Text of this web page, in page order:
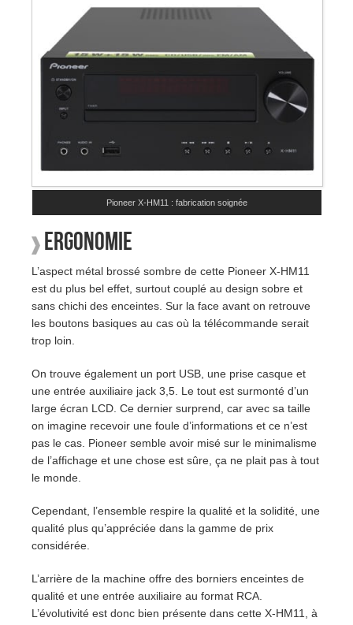
Pioneer X-HM11 : fabrication soignée
Ergonomie
L’aspect métal brossé sombre de cette Pioneer X-HM11
est du plus bel effet, surtout couplé au design sobre et
sans chichi des enceintes. Sur la face avant on retrouve
les boutons basiques au cas où la télécommande serait
trop loin.
On trouve également un port USB, une prise casque et
une entrée auxiliaire jack 3,5. Le tout est surmonté d’un
large écran LCD. Ce dernier surprend, car avec sa taille
on imagine recevoir une foule d’informations et ce n’est
pas le cas. Pioneer semble avoir misé sur le minimalisme
de l’affichage et une chose est sûre, ça ne plait pas à tout
le monde.
Cependant, l’ensemble respire la qualité et la solidité, une
qualité plus qu’appréciée dans la gamme de prix
considérée.
L’arrière de la machine offre des borniers enceintes de
qualité et une entrée auxiliaire au format RCA.
L’évolutivité est donc bien présente dans cette X-HM11, à